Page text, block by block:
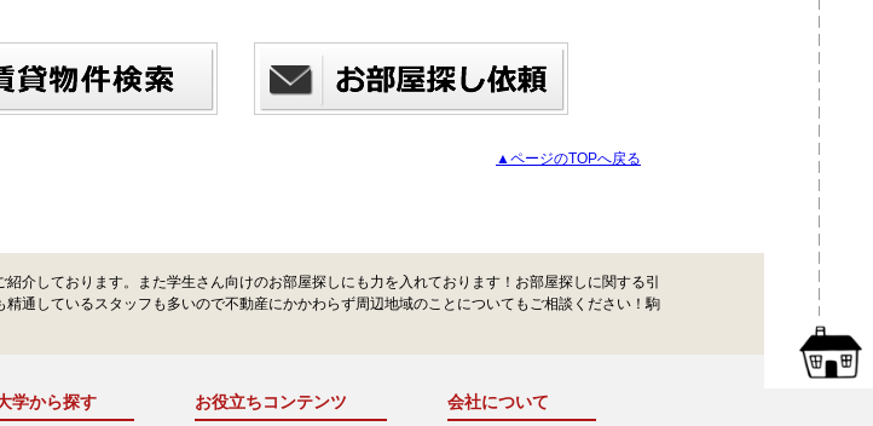
▲ページのTOPへ戻る
介しております。また学生さん向けのお部屋探しにも力を入れております！お部屋探しに関する引
通しているスタッフも多いので不動産にかかわらず周辺地域のことについてもご相談ください！駒
学から探す お役立ちコンテンツ 会社について